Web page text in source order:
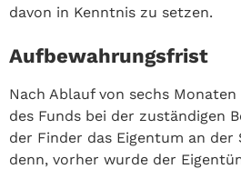
davon in Kenntnis zu setzen.
Aufbewahrungsfrist
Nach Ablauf von sechs
des Funds bei der zuständigen
der Finder das Eigentum an der
denn, vorher wurde der